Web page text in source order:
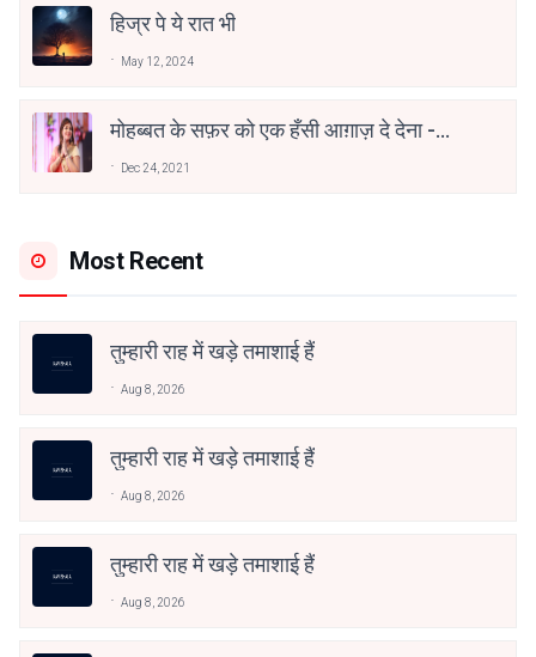
हिज्र पे ये रात भी
May 12, 2024
मोहब्बत के सफ़र को एक हँसी आग़ाज़ दे देना -
Dec 24, 2021
Most Recent
तुम्हारी राह में खड़े तमाशाई हैं
Aug 8, 2026
तुम्हारी राह में खड़े तमाशाई हैं
Aug 8, 2026
तुम्हारी राह में खड़े तमाशाई हैं
Aug 8, 2026